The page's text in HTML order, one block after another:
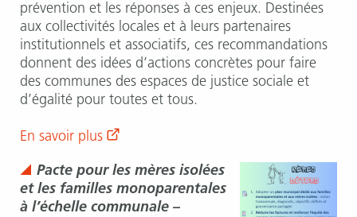
prévention et les réponses à ces enjeux. Destinées
aux collectivités locales et à leurs partenaires
institutionnels et associatifs, ces recommandations
donnent des idées d’actions concrètes pour faire
des communes des espaces de justice sociale et
d’égalité pour toutes et tous.
En savoir plus
Pacte pour les mères isolées
et les familles monoparentales
à l’échelle communale –